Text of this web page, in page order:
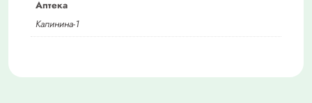
Аптека
Калинина-1